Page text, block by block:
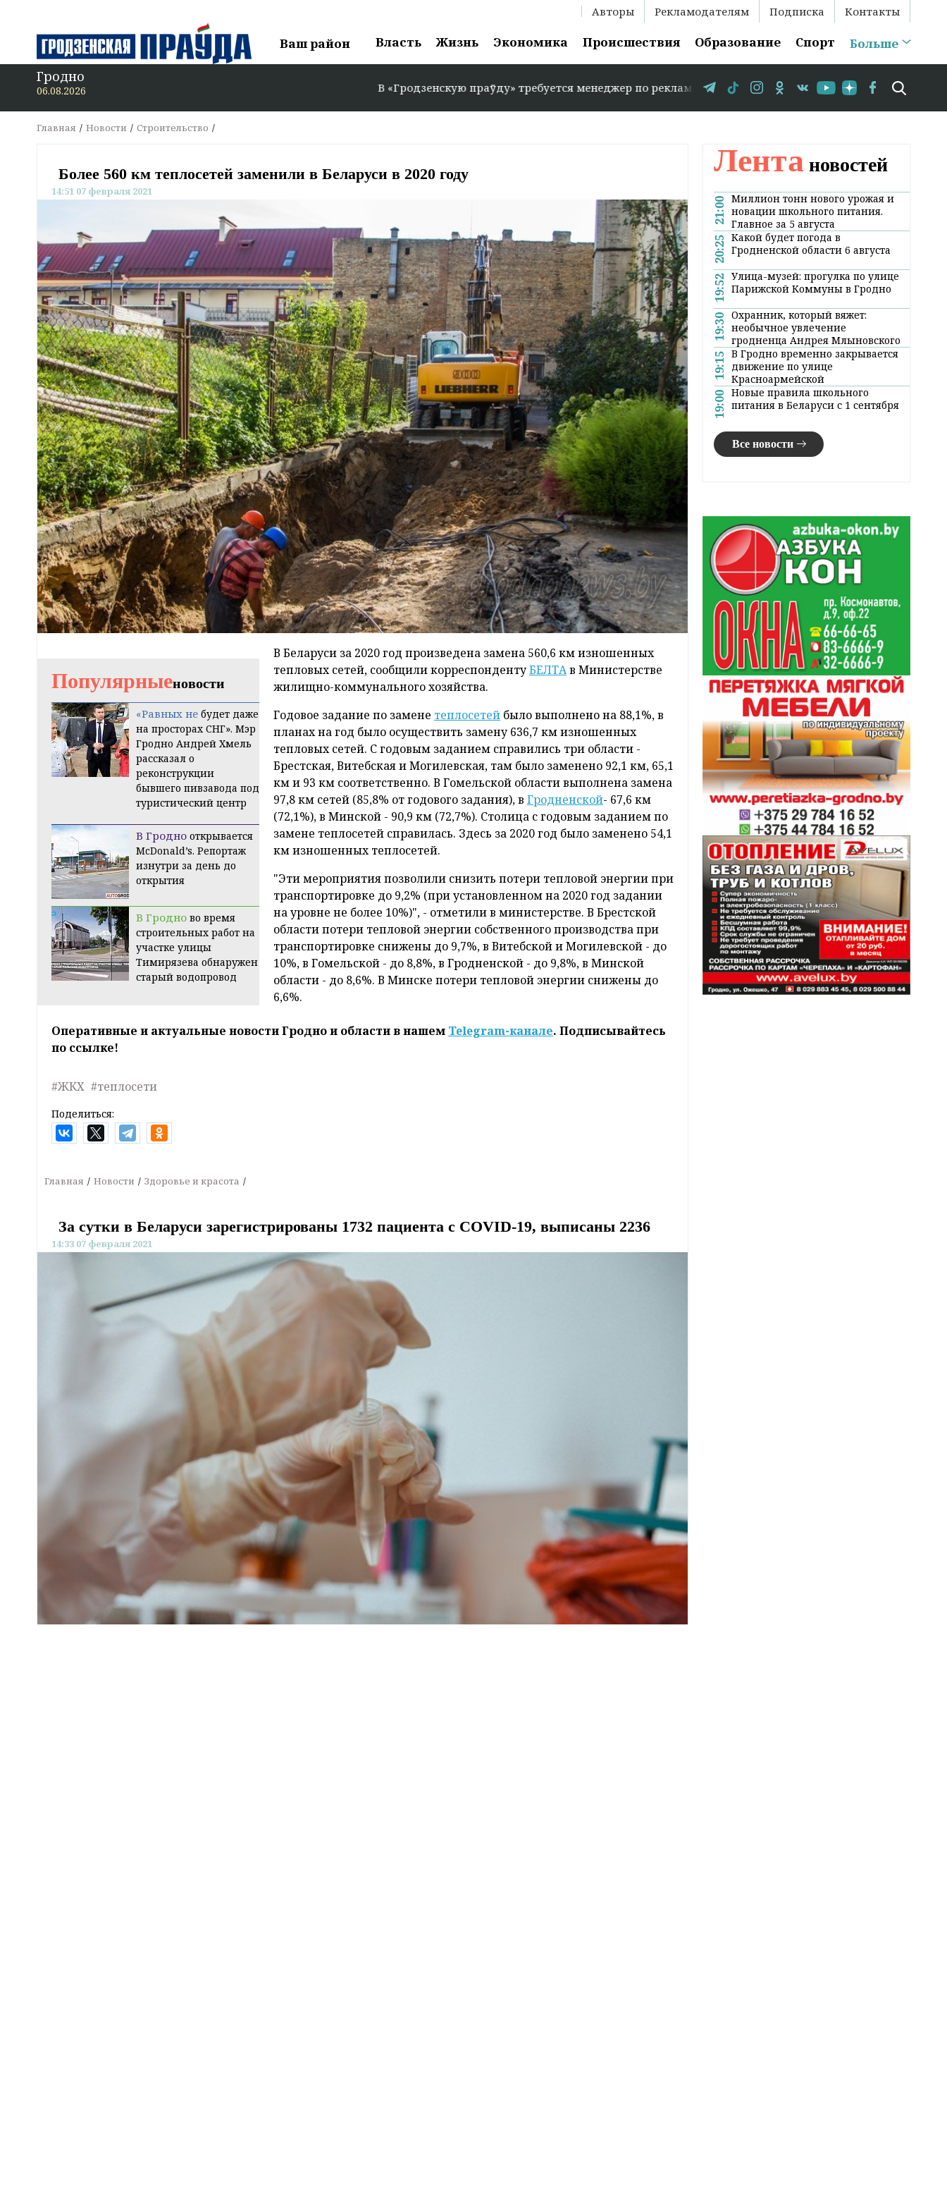
Авторы Рекламодателям Подписка Контакты
Ваш район Власть Жизнь Экономика Происшествия Образование Спорт Больше
Гродно
06.08.2026 В «Гродзенскую праўду» требуется менеджер по рекламе: +375 29 583-35-86 // 15 августа в Свислочи
Главная Новости Строительство
Более 560 км теплосетей заменили в Беларуси в 2020 году
14:51 07 февраля 2021
Популярныеновости
«Равных не будет даже
на просторах СНГ». Мэр
Гродно Андрей Хмель
рассказал о
реконструкции
бывшего пивзавода под
туристический центр
В Гродно открывается
McDonald’s. Репортаж
изнутри за день до
открытия
В Гродно во время
строительных работ на
участке улицы
Тимирязева обнаружен
старый водопровод
В Беларуси за 2020 год произведена замена 560,6 км изношенных
тепловых сетей, сообщили корреспондентуБЕЛТАв Министерстве
жилищно-коммунального хозяйства.
Годовое задание по замене теплосетей было выполнено на 88,1%, в
планах на год было осуществить замену 636,7 км изношенных
тепловых сетей. С годовым заданием справились три области -
Брестская, Витебская и Могилевская, там было заменено 92,1 км, 65,1
км и 93 км соответственно. В Гомельской области выполнена замена
97,8 км сетей (85,8% от годового задания), в Гродненской- 67,6 км
(72,1%), в Минской - 90,9 км (72,7%). Столица с годовым заданием по
замене теплосетей справилась. Здесь за 2020 год было заменено 54,1
км изношенных теплосетей.
"Эти мероприятия позволили снизить потери тепловой энергии при
транспортировке до 9,2% (при установленном на 2020 год задании
на уровне не более 10%)", - отметили в министерстве. В Брестской
области потери тепловой энергии собственного производства при
транспортировке снижены до 9,7%, в Витебской и Могилевской - до
10%, в Гомельской - до 8,8%, в Гродненской - до 9,8%, в Минской
области - до 8,6%. В Минске потери тепловой энергии снижены до
6,6%.
Оперативные и актуальные новости Гродно и области в нашем Telegram-канале. Подписывайтесь
по ссылке!
#ЖКХ #теплосети
Поделиться:
Главная Новости Здоровье и красота
За сутки в Беларуси зарегистрированы 1732 пациента с COVID-19, выписаны 2236
14:33 07 февраля 2021
Лента новостей
21:00 Миллион тонн нового урожая и
новации школьного питания.
Главное за 5 августа
20:25 Какой будет погода в
Гродненской области 6 августа
19:52 Улица-музей: прогулка по улице
Парижской Коммуны в Гродно
19:30 Охранник, который вяжет:
необычное увлечение
гродненца Андрея Млыновского
19:15 В Гродно временно закрывается
движение по улице
Красноармейской
19:00 Новые правила школьного
питания в Беларуси с 1 сентября
Все новости